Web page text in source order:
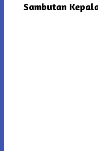
Sambutan